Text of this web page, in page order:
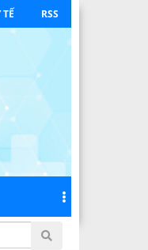
TẾ RSS
TRƯỜNG NĂM 2026